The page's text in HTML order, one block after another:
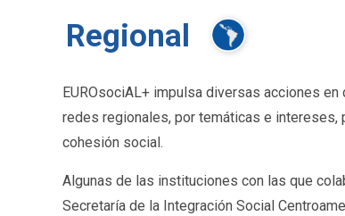
Regional
EUROsociAL+ impulsa diversas acciones
redes regionales, por temáticas e
cohesión social.
Algunas de las instituciones con las que
Secretaría de la Integración Social